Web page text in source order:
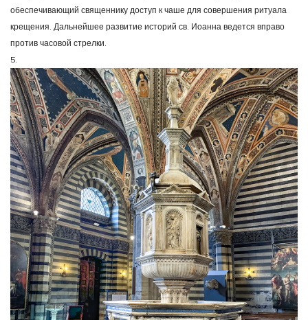
обеспечивающий священнику доступ к чаше для совершения ритуала
крещения. Дальнейшее развитие историй св. Иоанна ведется вправо
против часовой стрелки.
5.